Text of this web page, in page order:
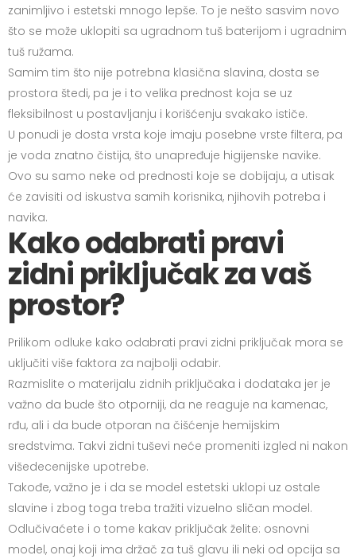
zanimljivo i estetski mnogo lepše. To je nešto sasvim novo
što se može uklopiti sa ugradnom tuš baterijom i ugradnim
tuš ružama.
Samim tim što nije potrebna klasična slavina, dosta se
prostora štedi, pa je i to velika prednost koja se uz
fleksibilnost u postavljanju i korišćenju svakako ističe.
U ponudi je dosta vrsta koje imaju posebne vrste filtera, pa
je voda znatno čistija, što unapređuje higijenske navike.
Ovo su samo neke od prednosti koje se dobijaju, a utisak
će zavisiti od iskustva samih korisnika, njihovih potreba i
navika.
Kako odabrati pravi
zidni priključak za vaš
prostor?
Prilikom odluke kako odabrati pravi zidni priključak mora se
uključiti više faktora za najbolji odabir.
Razmislite o materijalu zidnih priključaka i dodataka jer je
važno da bude što otporniji, da ne reaguje na kamenac,
rđu, ali i da bude otporan na čišćenje hemijskim
sredstvima. Takvi zidni tuševi neće promeniti izgled ni nakon
višedecenijske upotrebe.
Takođe, važno je i da se model estetski uklopi uz ostale
slavine i zbog toga treba tražiti vizuelno sličan model.
Odlučivaćete i o tome kakav priključak želite: osnovni
model, onaj koji ima držač za tuš glavu ili neki od opcija sa